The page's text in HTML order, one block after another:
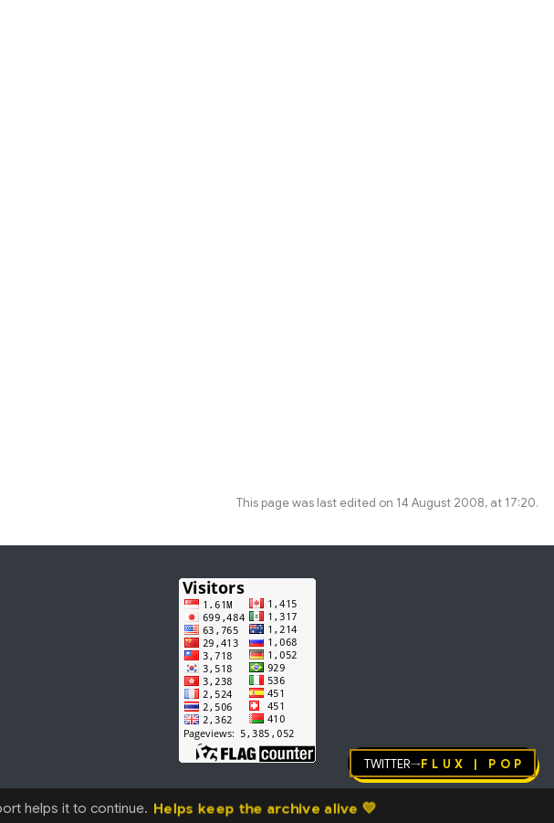
This page was last edited on 14 August 2008, at 17:20.
Twitter→FLUX | pop
helps it to continue. Helps keep the archive alive 💛